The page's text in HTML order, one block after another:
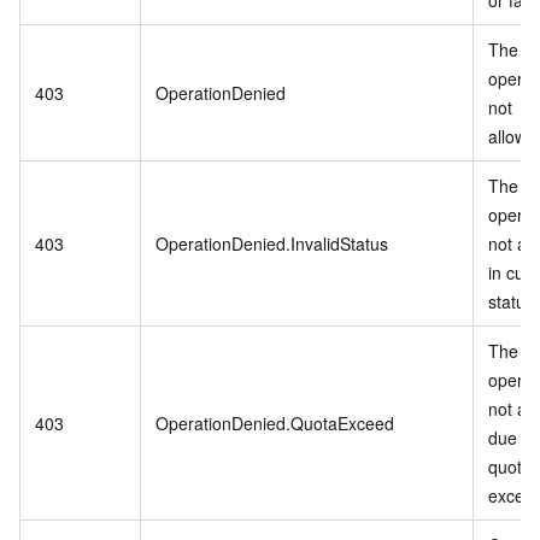
403 OperationDenied
The
not
403 OperationDenied.InvalidStatus
The
not
in
status.
403 OperationDenied.QuotaExceed
The
not
due to
quota